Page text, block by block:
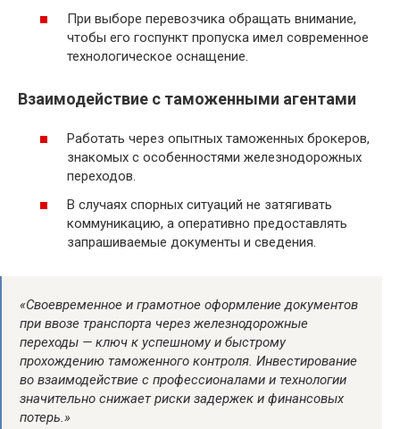
При выборе перевозчика обращать внимание,
чтобы его госпункт пропуска имел современное
технологическое оснащение.
Взаимодействие с таможенными агентами
Работать через опытных таможенных брокеров,
знакомых с особенностями железнодорожных
переходов.
В случаях спорных ситуаций не затягивать
коммуникацию, а оперативно предоставлять
запрашиваемые документы и сведения.
«Своевременное и грамотное оформление документов
при ввозе транспорта через железнодорожные
переходы — ключ к успешному и быстрому
прохождению таможенного контроля. Инвестирование
во взаимодействие с профессионалами и технологии
значительно снижает риски задержек и финансовых
потерь.»